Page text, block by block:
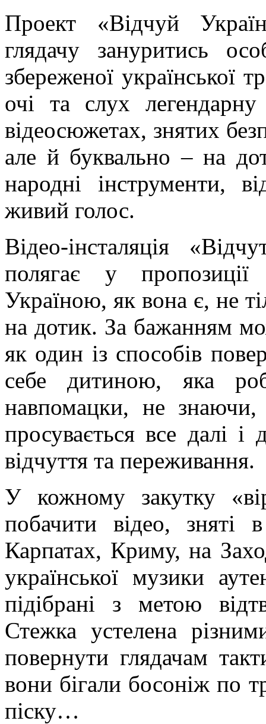
Проект «Відчуй
глядачу зануритись
збереженої української
очі та слух
відеосюжетах, знятих
але й буквально – на
народні інструменти,
живий голос.
Відео-інсталяція
полягає у
Україною, як вона є, не
на дотик. За бажанням
як один із способів
себе дитиною, яка
навпомацки, не
просувається все далі
відчуття та переживання.
У кожному закутку
побачити відео, зняті
Карпатах, Криму, на
української музики
підібрані з метою
Стежка устелена
повернути глядачам
вони бігали босоніж по
піску…